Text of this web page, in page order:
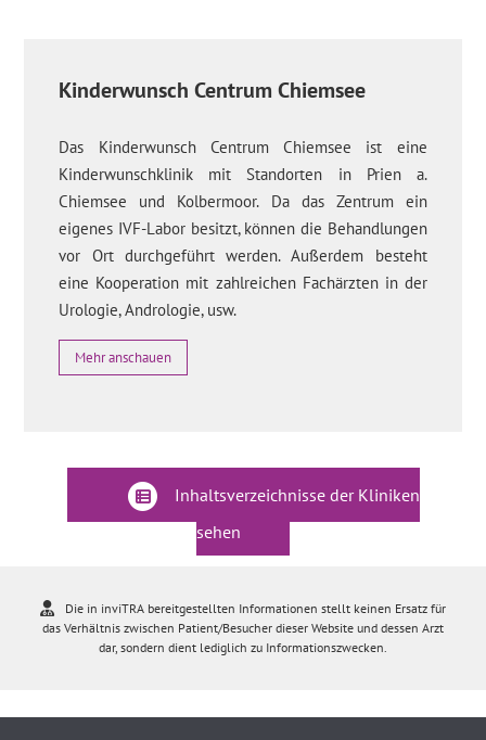
Kinderwunsch Centrum Chiemsee
Das Kinderwunsch Centrum Chiemsee ist eine
Kinderwunschklinik mit Standorten in Prien a.
Chiemsee und Kolbermoor. Da das Zentrum ein
eigenes IVF-Labor besitzt, können die Behandlungen
vor Ort durchgeführt werden. Außerdem besteht
eine Kooperation mit zahlreichen Fachärzten in der
Urologie, Andrologie, usw.
Mehr anschauen
Inhaltsverzeichnisse der Kliniken
sehen
Die in inviTRA bereitgestellten Informationen stellt keinen Ersatz für
das Verhältnis zwischen Patient/Besucher dieser Website und dessen Arzt
dar, sondern dient lediglich zu Informationszwecken.